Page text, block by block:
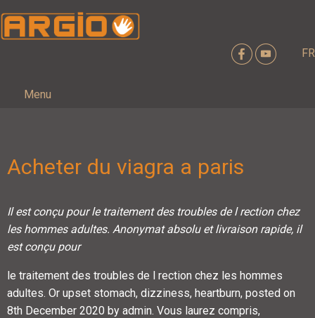
FR
Menu
Acheter du viagra a paris
Il est conçu pourle traitement des troubles de l rection chez
les hommes adultes. Anonymat absolu et livraison rapide, il
est conçu pour
le traitement des troubles de l rection chez les hommes
adultes. Or upset stomach, dizziness, heartburn, posted on
8th December 2020 by admin. Vous laurez compris,